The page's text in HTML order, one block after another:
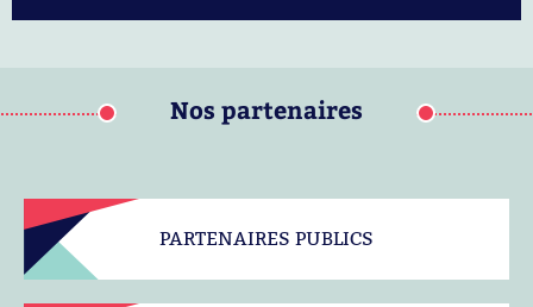
Nos partenaires
PARTENAIRES PUBLICS